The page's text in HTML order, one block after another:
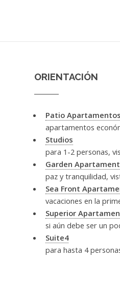
ORIENTACIÓN
Patio Apartamentos
apartamentos
Studios
para 1-2 personas,
Garden
paz y tranquilidad,
Sea Front
vacaciones en la
Superior
si aún debe ser un
Suite4
para hasta 4